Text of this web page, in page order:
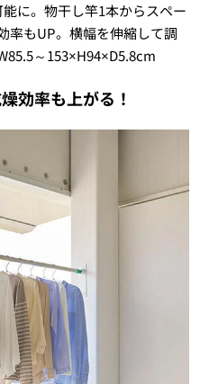
に。物干し竿1本からスペー
率もUP。横幅を伸縮して調
～153×H94×D5.8cm
効率も上がる！